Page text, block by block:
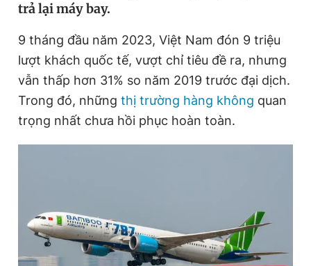
Sản phẩm khác
Tiện ích Bạn cần biết
Thông tin tòa soạn Liên hệ quảng cáo
trả lại máy bay.
9 tháng đầu năm 2023, Việt Nam đón 9 triệu
lượt khách quốc tế, vượt chỉ tiêu đề ra, nhưng
vẫn thấp hơn 31% so năm 2019 trước đại dịch.
Trong đó, những thị trường hàng không quan
trọng nhất chưa hồi phục hoàn toàn.